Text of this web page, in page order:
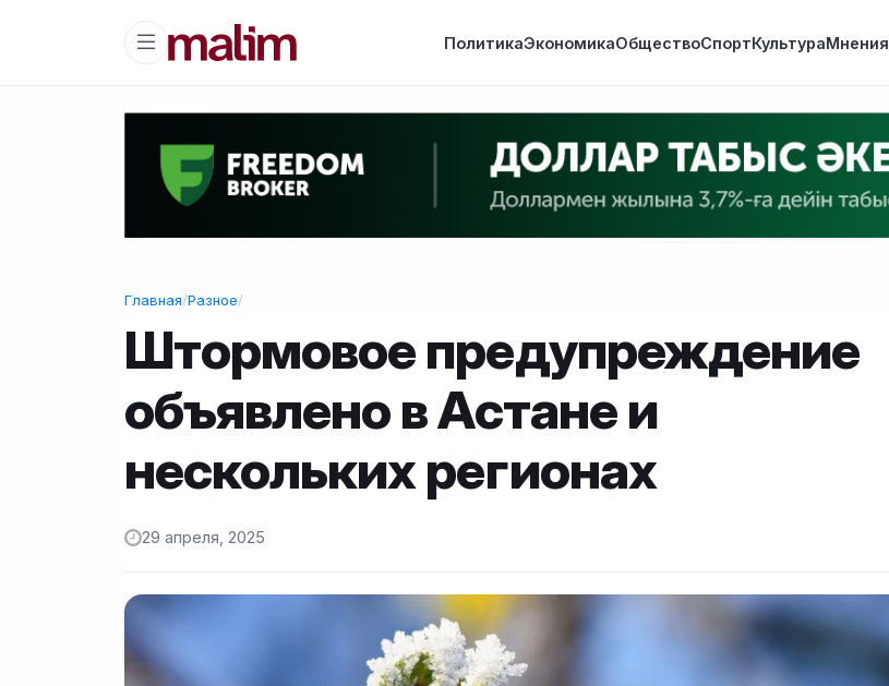
ПолитикаЭкономикаОбществоСпортКультураМнения
Главная/Разное/
Штормовое предупреждение
объявлено в Астане и
нескольких регионах
29 апреля, 2025